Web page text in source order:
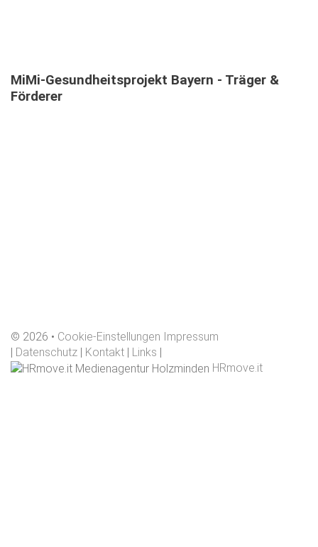
MiMi-Gesundheitsprojekt Bayern - Träger &
Förderer
© 2026 Cookie-Einstellungen Impressum
Datenschutz Kontakt Links
HRmove.it